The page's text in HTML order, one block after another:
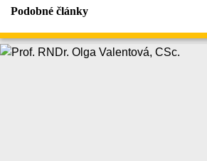
Podobné články